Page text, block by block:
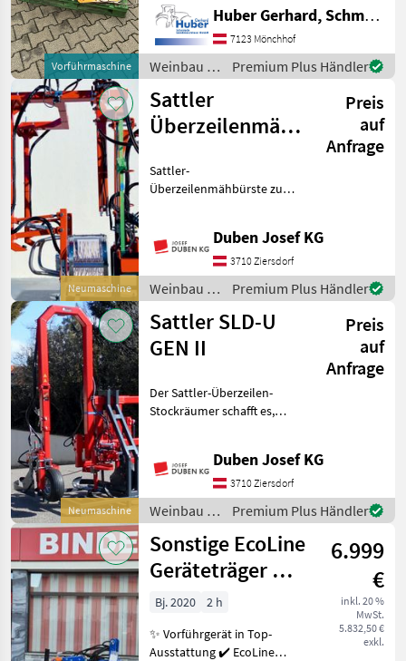
Vorführmaschine
2 luftbereifte Stützräder mit
Kurbel - Seitenunabhängige
Breitenverstellung -
Gleitbeläg
Huber Gerhard, Schmiede und Landmaschinen GmbH.
7123 Mönchhof
Weinbau /
Sonstige
Premium Plus Händler
Neumaschine
Sattler
Überzeilenmähbürste
Preis
auf
Anfrage
Sattler-
Überzeilenmähbürste zum
ineinanderlaufende
Fadenrotoren,
automatische
Bodenanpassung mittels
Parallelführung, Kufen zur
H
Duben Josef KG
3710 Ziersdorf
Weinbau /
Sattler
Premium Plus Händler
Neumaschine
Sattler SLD-U
GEN II
Preis
auf
Anfrage
Der Sattler-Überzeilen-
Stockräumer schafft es,
können. Dabei ist er auch
noch sicherer und
zuverlässiger als andere
Gerä
Duben Josef KG
3710 Ziersdorf
Weinbau /
Sattler
Premium Plus Händler
Sonstige EcoLine
Geräteträger mit
BÄHR Roll-
u.Fingerhacke
6.999
€
inkl. 20 %
MwSt.
5.832,50 €
exkl.
Bj. 2020
2 h
✨ Vorführgerät in Top-
Ausstattung ✔️ EcoLine